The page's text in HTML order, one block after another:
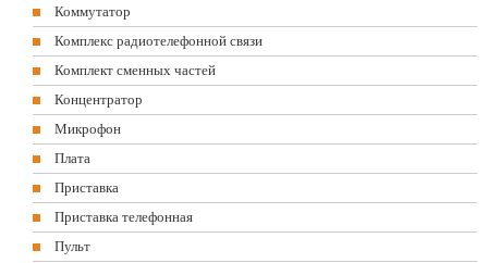
Коммутатор
Комплекс радиотелефонной связи
Комплект сменных частей
Концентратор
Микрофон
Плата
Приставка
Приставка телефонная
Пульт